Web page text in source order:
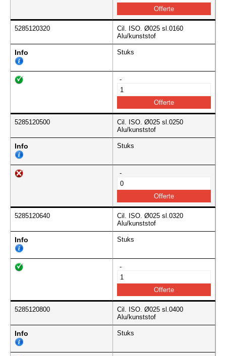
5285120320
Cil. ISO. Ø025 sl.0160
Alu/kunststof
Info Stuks
-
5285120500
Cil. ISO. Ø025 sl.0250
Alu/kunststof
Info Stuks
-
5285120640
Cil. ISO. Ø025 sl.0320
Alu/kunststof
Info Stuks
-
5285120800
Cil. ISO. Ø025 sl.0400
Alu/kunststof
Info Stuks